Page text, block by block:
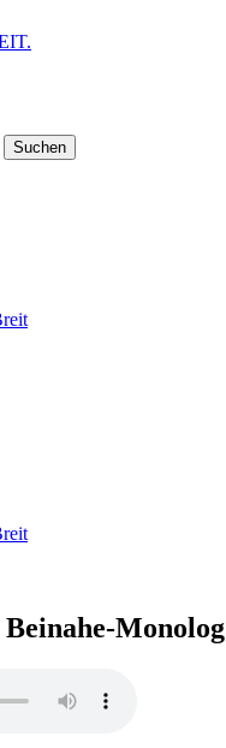
Monolog